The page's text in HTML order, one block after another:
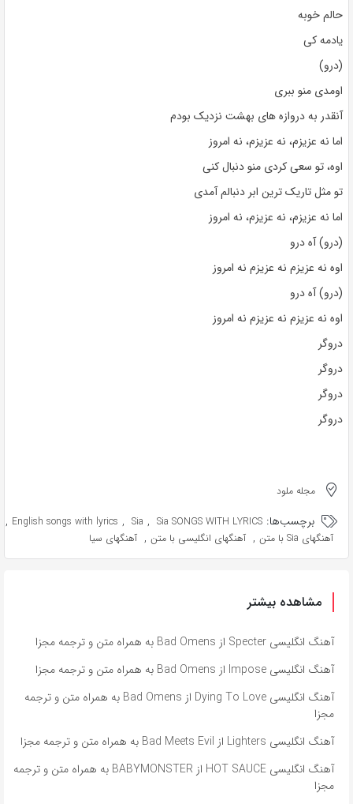
حالم خوبه
یادمه کی
(درو)
اومدی منو ببری
آنقدر به دروازه های بهشت ​​نزدیک بودم
اما نه عزیزم، نه عزیزم، نه امروز
اوه، تو سعی کردی منو دنبال کنی
تو مثل تاریک ترین ابر دنبالم آمدی
اما نه عزیزم، نه عزیزم، نه امروز
(درو) آه درو
اوه نه عزیزم نه عزیزم نه امروز
(درو) آه درو
اوه نه عزیزم نه عزیزم نه امروز
دروگر
دروگر
دروگر
دروگر
مجله ملود
برچسب‌ها: English songs with lyrics , Sia , Sia SONGS WITH LYRICS
,
آهنگهای Sia با متن , آهنگهای انگلیسی با متن , آهنگهای سیا
مشاهده بیشتر
آهنگ انگلیسی Specter از Bad Omens به همراه متن و ترجمه مجزا
آهنگ انگلیسی Impose از Bad Omens به همراه متن و ترجمه مجزا
آهنگ انگلیسی Dying To Love از Bad Omens به همراه متن و ترجمه
مجزا
آهنگ انگلیسی Lighters از Bad Meets Evil به همراه متن و ترجمه مجزا
آهنگ انگلیسی HOT SAUCE از BABYMONSTER به همراه متن و ترجمه
مجزا